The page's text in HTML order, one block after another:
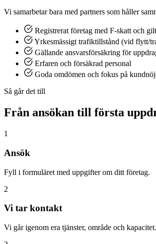
Vi samarbetar bara med partners som håller
Registrerat företag med F-skatt och
Yrkesmässigt trafiktillstånd (vid flytt/
Gällande ansvarsförsäkring för
Erfaren och försäkrad personal
Goda omdömen och fokus på
Så går det till
Från ansökan till första
1
Ansök
Fyll i formuläret med uppgifter om ditt företag.
2
Vi tar kontakt
Vi går igenom era tjänster, område och kapacitet.